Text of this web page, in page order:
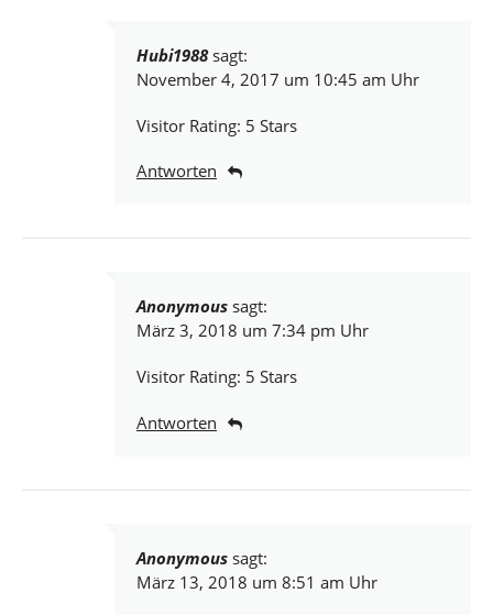
Hubi1988 sagt:
November 4, 2017 um 10:45 am Uhr
Visitor Rating: 5 Stars
Antworten
Anonymous sagt:
März 3, 2018 um 7:34 pm Uhr
Visitor Rating: 5 Stars
Antworten
Anonymous sagt:
März 13, 2018 um 8:51 am Uhr